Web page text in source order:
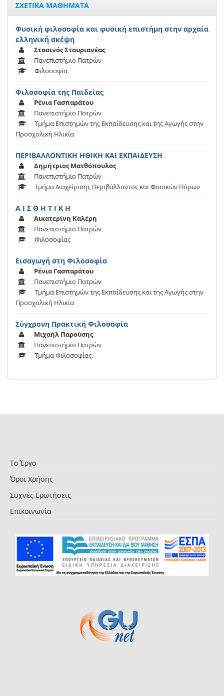
ΣΧΕΤΙΚΑ ΜΑΘΗΜΑΤΑ
Φυσική φιλοσοφία και φυσική επιστήμη στην αρχαία
ελληνική σκέψη
Στασινός Σταυριανέας
Πανεπιστήμιο Πατρών
Φιλοσοφία
Φιλοσοφία της Παιδείας
Ρένια Γασπαράτου
Πανεπιστήμιο Πατρών
Τμήμα Επιστημών της Εκπαίδευσης και της Αγωγής στην
Προσχολική Ηλικία
ΠΕΡΙΒΑΛΛΟΝΤΙΚΗ ΗΘΙΚΗ ΚΑΙ ΕΚΠΑΙΔΕΥΣΗ
Δημήτριος Ματθόπουλος
Πανεπιστήμιο Πατρών
Τμήμα Διαχείρισης Περιβάλλοντος και Φυσικών Πόρων
Α Ι Σ Θ Η Τ Ι Κ Η
Αικατερίνη Καλέρη
Πανεπιστήμιο Πατρών
Φιλοσοφίας
Εισαγωγή στη Φιλοσοφία
Ρένια Γασπαράτου
Πανεπιστήμιο Πατρών
Τμήμα Επιστημών της Εκπαίδευσης και της Αγωγής στην
Προσχολική Ηλικία
Σύγχρονη Πρακτική Φιλοσοφία
Μιχαήλ Παρούσης
Πανεπιστήμιο Πατρών
Τμήμα Φιλοσοφίας.
Το Έργο
Όροι Χρήσης
Συχνές Ερωτήσεις
Επικοινωνία